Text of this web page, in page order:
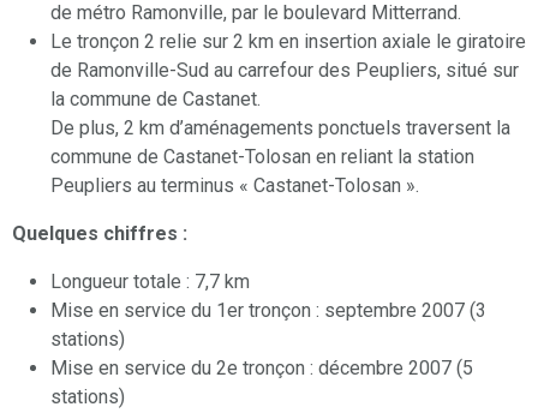
de métro Ramonville, par le boulevard Mitterrand.
Le tronçon 2 relie sur 2 km en insertion axiale le giratoire
de Ramonville-Sud au carrefour des Peupliers, situé sur
la commune de Castanet.
De plus, 2 km d’aménagements ponctuels traversent la
commune de Castanet-Tolosan en reliant la station
Peupliers au terminus « Castanet-Tolosan ».
Quelques chiffres :
Longueur totale : 7,7 km
Mise en service du 1er tronçon : septembre 2007 (3
stations)
Mise en service du 2e tronçon : décembre 2007 (5
stations)